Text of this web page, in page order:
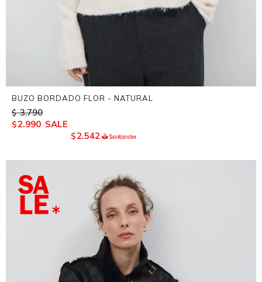
BUZO BORDADO FLOR - NATURAL
$ 3.790
$2.990
$2.542